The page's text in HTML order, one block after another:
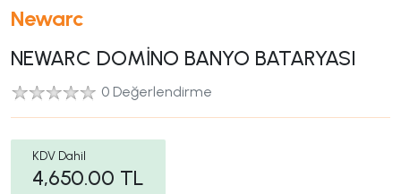
Newarc
NEWARC DOMİNO BANYO BATARYASI
0 Değerlendirme
KDV Dahil
4,650.00 TL